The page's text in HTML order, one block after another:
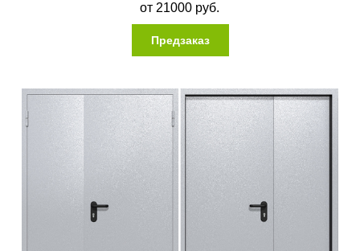
от 21000 руб.
Предзаказ